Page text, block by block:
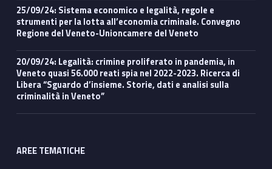
25/09/24: Sistema economico e legalità, regole e
strumenti per la lotta all’economia criminale. Convegno
Regione del Veneto-Unioncamere del Veneto
20/09/24: Legalità: crimine proliferato in pandemia, in
Veneto quasi 56.000 reati spia nel 2022-2023. Ricerca di
Libera “Sguardo d’insieme. Storie, dati e analisi sulla
criminalità in Veneto”
AREE TEMATICHE